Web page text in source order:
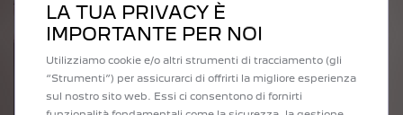
LA TUA PRIVACY È
IMPORTANTE PER NOI
Utilizziamo cookie e/o altri strumenti di tracciamento (gli
“Strumenti”) per assicurarci di offrirti la migliore esperienza
sul nostro sito web. Essi ci consentono di fornirti